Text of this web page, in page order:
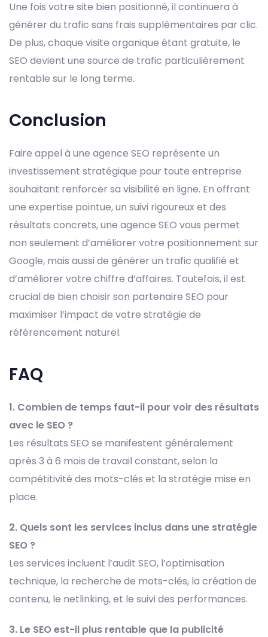
Une fois votre site bien positionné, il continuera à
générer du trafic sans frais supplémentaires par clic.
De plus, chaque visite organique étant gratuite, le
SEO devient une source de trafic particulièrement
rentable sur le long terme.
Conclusion
Faire appel à une agence SEO représente un
investissement stratégique pour toute entreprise
souhaitant renforcer sa visibilité en ligne. En offrant
une expertise pointue, un suivi rigoureux et des
résultats concrets, une agence SEO vous permet
non seulement d’améliorer votre positionnement sur
Google, mais aussi de générer un trafic qualifié et
d’améliorer votre chiffre d’affaires. Toutefois, il est
crucial de bien choisir son partenaire SEO pour
maximiser l’impact de votre stratégie de
référencement naturel.
FAQ
1. Combien de temps faut-il pour voir des résultats
avec le SEO ?
Les résultats SEO se manifestent généralement
après 3 à 6 mois de travail constant, selon la
compétitivité des mots-clés et la stratégie mise en
place.
2. Quels sont les services inclus dans une stratégie
SEO ?
Les services incluent l’audit SEO, l’optimisation
technique, la recherche de mots-clés, la création de
contenu, le netlinking, et le suivi des performances.
3. Le SEO est-il plus rentable que la publicité